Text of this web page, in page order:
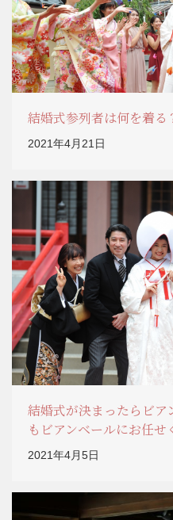
結婚式参列者は何を着
2021年4月21日
結婚式が決まったらビ
もビアンベールにお任せ
2021年4月5日